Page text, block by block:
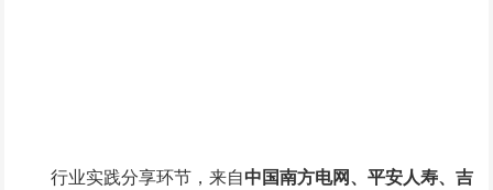
行业实践分享环节，来自中国南方电网、平安人寿、吉